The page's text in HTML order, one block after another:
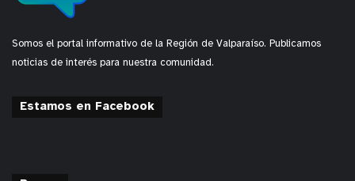
Somos el portal informativo de la Región de Valparaíso. Publicamos
noticias de interés para nuestra comunidad.
Estamos en Facebook